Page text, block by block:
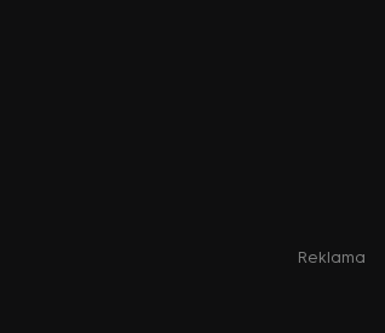
Reklama